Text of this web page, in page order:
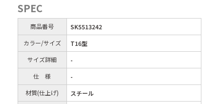
SPEC
商品番号
SK5513242
カラー/サイズ
T16型
サイズ詳細
-
仕 様
-
材質(仕上げ)
スチール